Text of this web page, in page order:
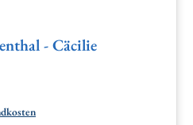
- Cäcilie